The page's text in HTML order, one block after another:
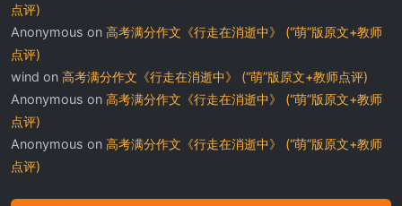
点评)
Anonymous on 高考满分作文《行走在消逝中》 (“萌”版原文+教师
点评)
wind on 高考满分作文《行走在消逝中》 (“萌”版原文+教师点评)
Anonymous on 高考满分作文《行走在消逝中》 (“萌”版原文+教师
点评)
Anonymous on 高考满分作文《行走在消逝中》 (“萌”版原文+教师
点评)